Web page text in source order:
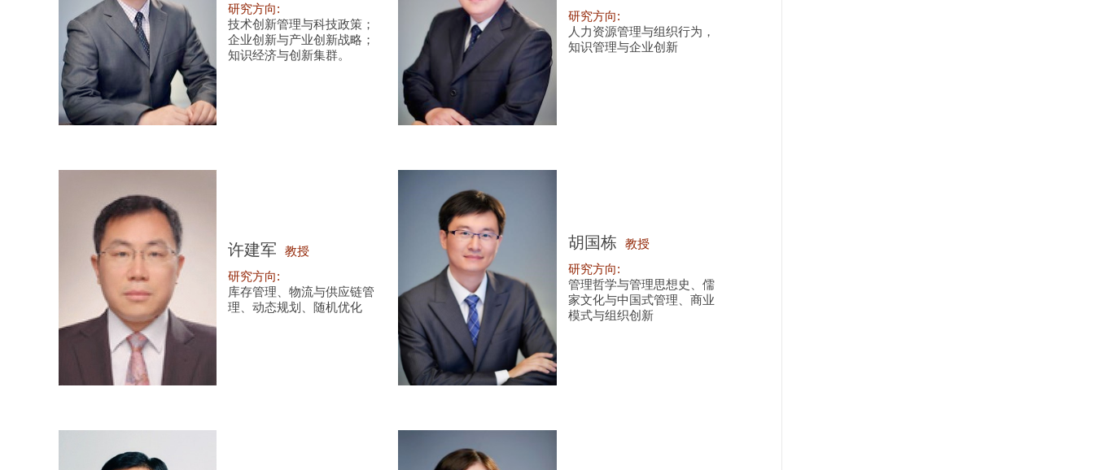
研究方向:
技术创新管理与科技政策；
企业创新与产业创新战略；
知识经济与创新集群。
研究方向:
人力资源管理与组织行为，
知识管理与企业创新
许建军
教授
研究方向:
库存管理、物流与供应链管
理、动态规划、随机优化
胡国栋
教授
研究方向:
管理哲学与管理思想史、儒
家文化与中国式管理、商业
模式与组织创新